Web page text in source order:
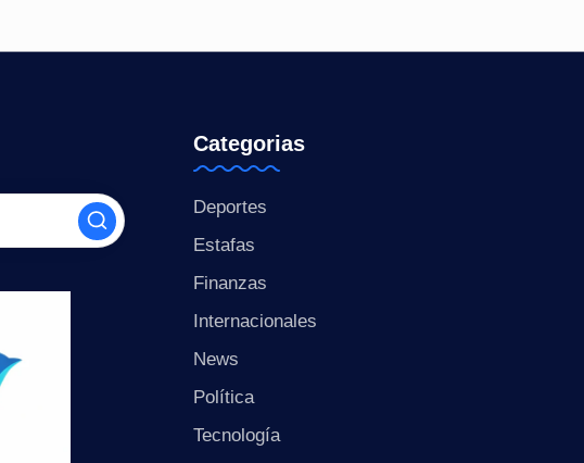
Categorias
Deportes
Estafas
Finanzas
Internacionales
News
Política
Tecnología